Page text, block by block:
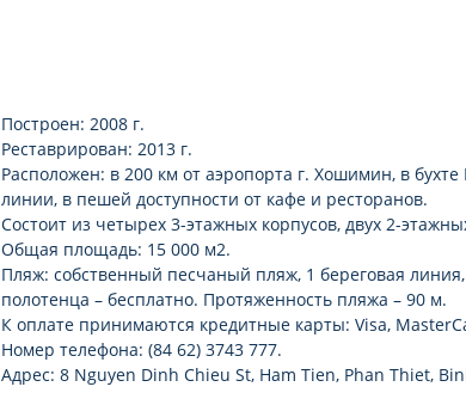
Построен: 2008 г.
Реставрирован: 2013 г.
Расположен: в 200 км от аэропорта г. Хошимин, в
линии, в пешей доступности от кафе и ресторанов.
Состоит из четырех 3-этажных корпусов, двух 2-
Общая площадь: 15 000 м2.
Пляж: собственный песчаный пляж, 1 береговая
полотенца – бесплатно. Протяженность пляжа – 90 м.
К оплате принимаются кредитные карты: Visa,
Номер телефона: (84 62) 3743 777.
Адрес: 8 Nguyen Dinh Chieu St, Ham Tien, Phan Thiet,